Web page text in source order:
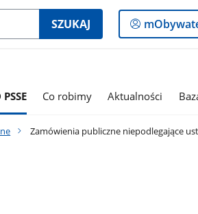
SZUKAJ
do
PSSE Co robimy Aktualności
Zamówienia publiczne niepodlegające